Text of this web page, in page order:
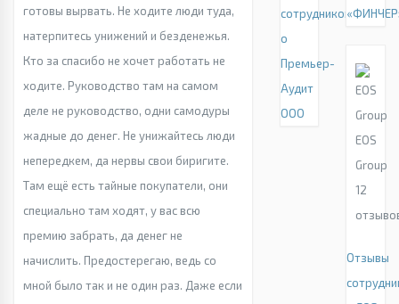
готовы вырвать. Не ходите люди туда,
натерпитесь унижений и безденежья.
Кто за спасибо не хочет работать не
ходите. Руководство там на самом
деле не руководство, одни самодуры
жадные до денег. Не унижайтесь люди
непередкем, да нервы свои биригите.
Там ещё есть тайные покупатели, они
специально там ходят, у вас всю
премию забрать, да денег не
начислить. Предостерегаю, ведь со
мной было так и не один раз. Даже если
сотрудников
о
Премьер-
Аудит
ООО
EOS
Group
12
Отзывы